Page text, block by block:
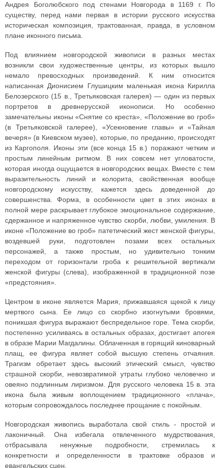
Андрея Боголюбского под стенами Новгорода в 1169 г. По
существу, перед нами первая в истории русского искусства
историческая композиция, трактованная, правда, в условном
плане иконного письма.
Под влиянием новгородской живописи в разных местах
возникли свои художественные центры, из которых вышло
немало превосходных произведений. К ним относится
написанная Дионисием Глушицким маленькая икона Кирилла
Белозерского (15 в., Третьяковская галерея) — один из первых
портретов в древнерусской иконописи. Но особенно
замечательны иконы «Снятие со креста», «Положение во гроб»
(в Третьяковской галерее), «Усекновение главы» и «Тайная
вечеря» (в Киевском музее), которые, по преданию, происходят
из Каргополя. Иконы эти (все конца 15 в.) поражают четким и
простым линейным ритмом. В них совсем нет угловатости,
которая иногда ощущается в новгородских вещах. Вместе с тем
выразительность линий и колорита, свойственная вообще
новгородскому искусству, кажется здесь доведенной до
совершенства. Форма, в особенности цвет в этих иконах в
полной мере раскрывает глубокое эмоциональное содержание,
сдержанное и напряженное чувство скорби, любви, умиления. В
иконе «Положение во гроб» патетический жест женской фигуры,
воздевшей руки, подготовлен позами всех остальных
персонажей, а также простым, но удивительно тонким
переходом от горизонтали гроба к решительной вертикали
женской фигуры (слева), изображенной в традиционной позе
«предстояния».
Центром в иконе является Мария, прижавшаяся щекой к лицу
мертвого сына. Ее лицо со скорбно изогнутыми бровями,
поникшая фигура выражают беспредельное горе. Тема скорби,
постепенно усиливаясь в остальных образах, достигает апогея
в образе Марии Магдалины. Облаченная в горящий киноварный
плащ, ее фигура являет собой высшую степень отчаяния.
Трагизм обретает здесь высокий этический смысл, чувство
страшной скорби, невозвратимой утраты глубоко человечно и
овеяно подлинным лиризмом. Для русского человека 15 в. эта
икона была живым воплощением традиционного «плача»,
которым сопровождалось последнее прощание с покойным.
Новгородская живопись выработала свой стиль - простой и
лаконичный. Она избегала отвлеченного мудрствования,
отбрасывала ненужные подробности, стремилась к
конкретности и определенности в трактовке образов и
евангельских сцен.